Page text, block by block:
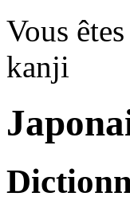
Vous
kanji